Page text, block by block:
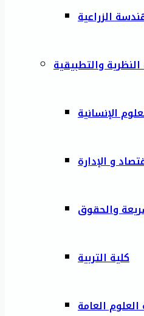
الزراعية
النظرية والتطبيقية
الإنسانية
و الإدارة
والحقوق
كلية التربية
العلوم العامة